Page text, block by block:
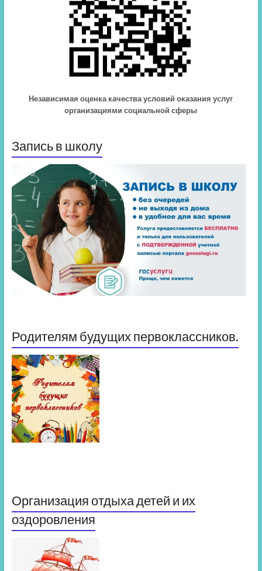
Независимая оценка качества условий оказания услуг
организациями социальной сферы
Запись в школу
Родителям будущих первоклассников.
Организация отдыха детей и их
оздоровления